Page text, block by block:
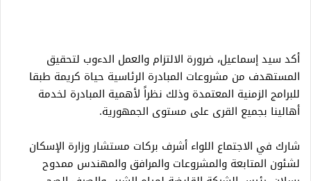
أكد سيد إسماعيل، ضرورة الالتزام والعمل الدءوب لتحقيق
المستهدف من مشروعات المبادرة الرئاسية حياة كريمة طبقا
للبرامج الزمنية المعتمدة وذلك نظراً لأهمية المبادرة لخدمة
أهالينا بجميع القرى على مستوى الجمهورية.
شارك في الاجتماع اللواء أشرف بركات مستشار وزارة الإسكان
لشئون المتابعة والمشروعات والمرافق والمهندس ممدوح